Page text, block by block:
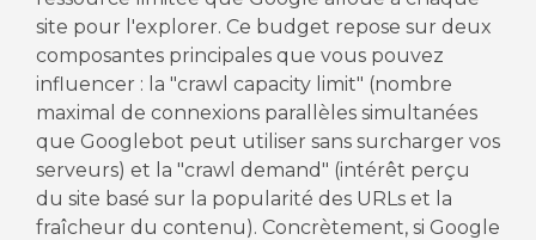
site pour l'explorer. Ce budget repose sur deux
composantes principales que vous pouvez
influencer : la "crawl capacity limit" (nombre
maximal de connexions parallèles simultanées
que Googlebot peut utiliser sans surcharger vos
serveurs) et la "crawl demand" (intérêt perçu
du site basé sur la popularité des URLs et la
fraîcheur du contenu). Concrètement, si Google